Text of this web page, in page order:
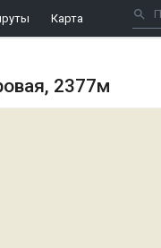
Карта
2377м